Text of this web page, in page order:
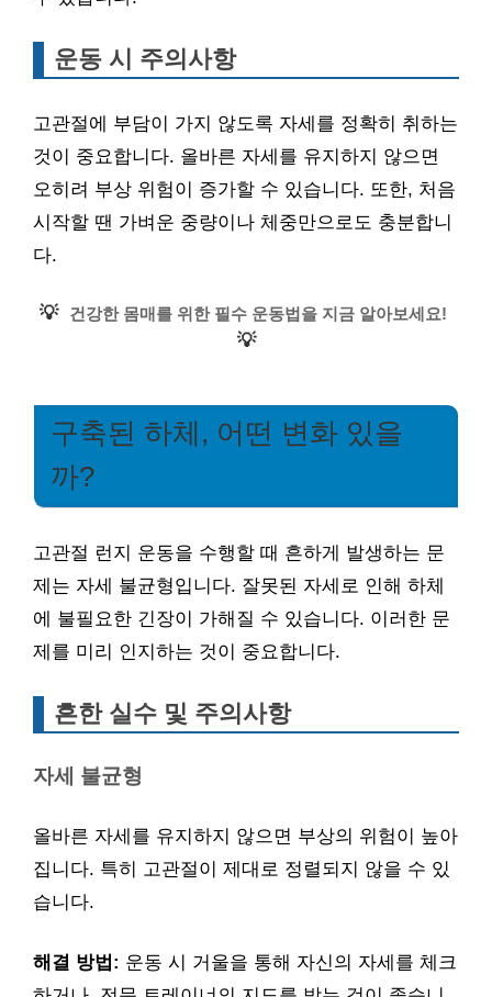
운동 시 주의사항
고관절에 부담이 가지 않도록 자세를 정확히 취하는
것이 중요합니다. 올바른 자세를 유지하지 않으면
오히려 부상 위험이 증가할 수 있습니다. 또한, 처음
시작할 땐 가벼운 중량이나 체중만으로도 충분합니
다.
💡 건강한 몸매를 위한 필수 운동법을 지금 알아보세요!
💡
구축된 하체, 어떤 변화 있을
까?
고관절 런지 운동을 수행할 때 흔하게 발생하는 문
제는 자세 불균형입니다. 잘못된 자세로 인해 하체
에 불필요한 긴장이 가해질 수 있습니다. 이러한 문
제를 미리 인지하는 것이 중요합니다.
흔한 실수 및 주의사항
자세 불균형
올바른 자세를 유지하지 않으면 부상의 위험이 높아
집니다. 특히 고관절이 제대로 정렬되지 않을 수 있
습니다.
해결 방법: 운동 시 거울을 통해 자신의 자세를 체크